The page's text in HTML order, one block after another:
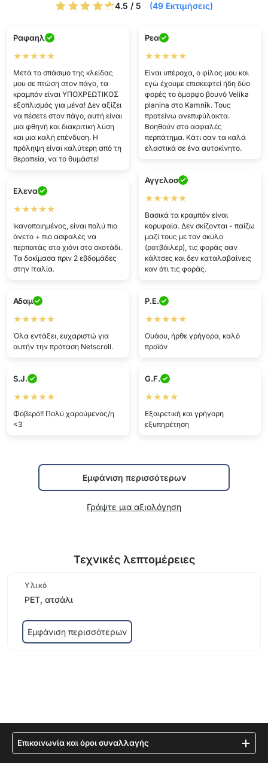
4.5 / 5 (49 Εκτιμήσεις)
Ραφαηλ
★★★★★
Μετά το σπάσιμο της κλείδας
μου σε πτώση στον πάγο, τα
κραμπόν είναι ΥΠΟΧΡΕΩΤΙΚΟΣ
εξοπλισμός για μένα! Δεν αξίζει
να πέσετε στον πάγο, αυτή είναι
μια φθηνή και διακριτική λύση
και μια καλή επένδυση. Η
πρόληψη είναι καλύτερη από τη
θεραπεία, να το θυμάστε!
Ρεα
★★★★★
Είναι υπέροχα, ο φίλος μου και
εγώ έχουμε επισκεφτεί ήδη δύο
φορές το όμορφο βουνό Velika
planina στο Kamnik. Τους
προτείνω ανεπιφύλακτα.
Βοηθούν στο ασφαλές
περπάτημα. Κάτι σαν τα καλά
ελαστικά σε ένα αυτοκίνητο.
Αγγελοσ
★★★★★
Βασικά τα κραμπόν είναι
κορυφαία. Δεν σκίζονται - παίζω
μαζί τους με τον σκύλο
(ροτβάιλερ), τις φοράς σαν
κάλτσες και δεν καταλαβαίνεις
καν ότι τις φοράς.
Ελενα
★★★★★
Ικανοποιημένος, είναι πολύ πιο
άνετο + πιο ασφαλές να
περπατάς στο χιόνι στο σκοτάδι.
Τα δοκίμασα πριν 2 εβδομάδες
στην Ιταλία.
Αδαμ
★★★★★
Όλα εντάξει, ευχαριστώ για
αυτήν την πρόταση Netscroll.
P.E.
★★★★★
Ουάου, ήρθε γρήγορα, καλό
προϊόν
S.J.
★★★★★
Φοβερό!! Πολύ χαρούμενος/η
<3
G.F.
★★★★
Εξαιρετική και γρήγορη
εξυπηρέτηση
Εμφάνιση περισσότερων
Γράψτε μια αξιολόγηση
Τεχνικές λεπτομέρειες
Υλικό
PET, ατσάλι
Εμφάνιση περισσότερων
Επικοινωνία και όροι συναλλαγής